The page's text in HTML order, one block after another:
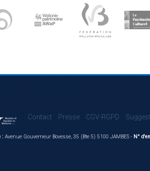
Contact Presse CGV-RGPD
:Avenue Gouverneur Bovesse, 35 (Bte 5) 5100 JAMBES -N°